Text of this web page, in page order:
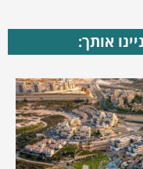
אותך: